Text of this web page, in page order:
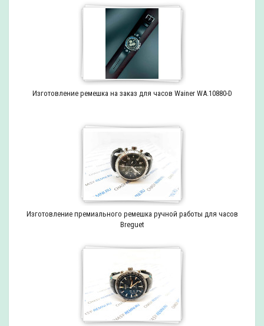
Изготовление ремешка на заказ для часов Wainer WA.10880-D
Изготовление премиального ремешка ручной работы для часов
Breguet